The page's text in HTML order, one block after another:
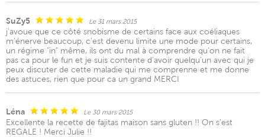
SuZy5 Le 31 mars 2015
j'avoue que ce côté snobisme de certains face aux coéliaques
m'énerve beaucoup, c'est devenu limite une mode pour certains,
un régime "in" même, ils ont du mal à comprendre qu'on ne fait
pas ca pour le fun et je suis contente d'avoir quelqu'un avec qui je
peux discuter de cette maladie qui me comprenne et me donne
des astuces, rien que pour ca un grand MERCI
Léna Le 30 mars 2015
Excellente la recette de fajitas maison sans gluten !! On s'est
REGALE ! Merci Julie !!